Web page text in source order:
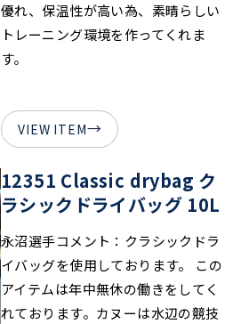
優れ、保温性が高い為、素晴らしい
トレーニング環境を作ってくれま
す。
VIEW ITEM→
12351 Classic drybag ク
ラシックドライバッグ 10L
永沼選手コメント：クラシックドラ
イバッグを使用しております。 この
アイテムは年中無休の働きをしてく
れております。カヌーは水辺の競技